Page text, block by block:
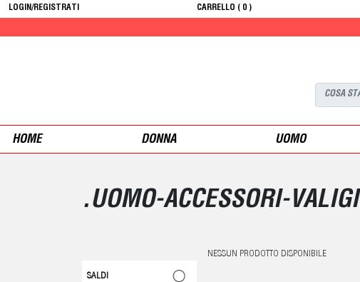
LOGIN/REGISTRATI CARRELLO (0 )
HOME DONNA UOMO
.UOMO-ACCESSORI-
SALDI
NESSUN PRODOTTO DISPONIBILE